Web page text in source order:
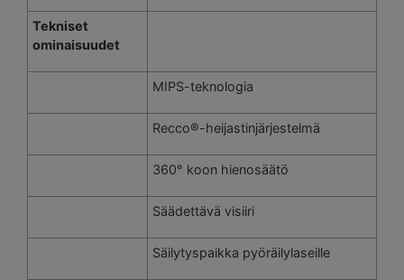
Tekniset
ominaisuudet
MIPS-teknologia
Recco®-heijastinjärjestelmä
360° koon hienosäätö
Säädettävä visiiri
Säilytyspaikka pyöräilylaseille